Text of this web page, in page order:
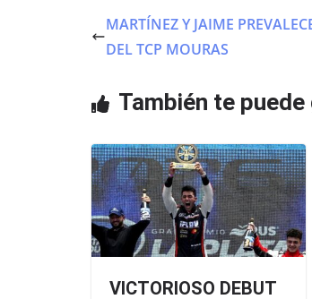
e
b
o
k
er s
A
p
MARTÍNEZ Y JAIME
DEL TCP MOURAS
También te
VICTORIOSO DEBUT